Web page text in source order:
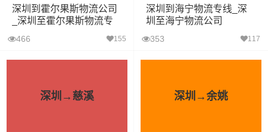
深圳到霍尔果斯物流公司
_深圳至霍尔果斯物流专
466 155
深圳到海宁物流专线_深
圳至海宁物流公司
353 117
深圳→慈溪 深圳→余姚